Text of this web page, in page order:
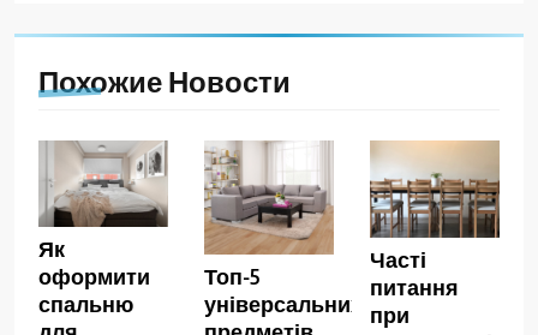
Похожие Новости
Як
оформити
спальню
Топ-5
універсальних
Часті
питання
при